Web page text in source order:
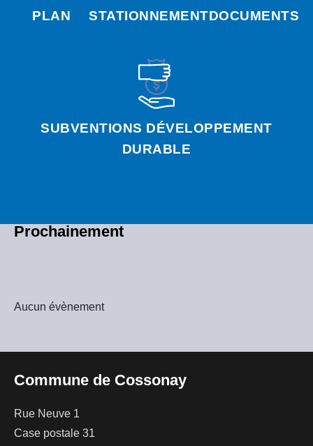
PLAN STATIONNEMENTDOCUMENTS
SUBVENTIONS DÉVELOPPEMENT
DURABLE
Prochainement
Aucun évènement
Commune de Cossonay
Rue Neuve 1
Case postale 31